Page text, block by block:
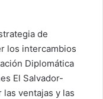
de
los intercambios
Diplomática
El Salvador-
ventajas y las